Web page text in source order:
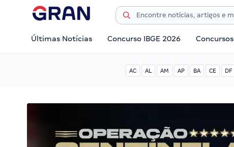
Últimas Notícias Concurso IBGE 2026 Concursos
AC AL AM AP BA CE DF